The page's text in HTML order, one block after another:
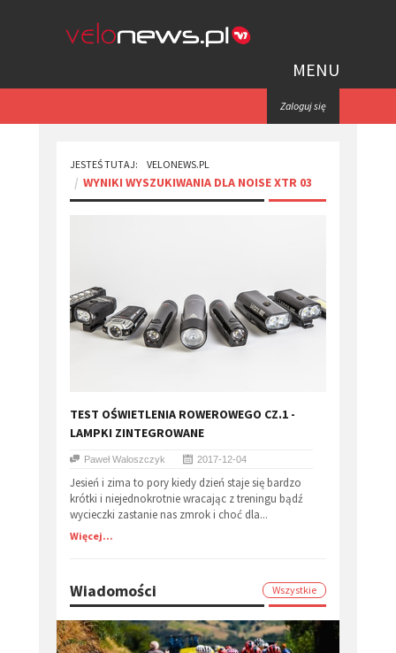
MENU
Zaloguj się
JESTEŚ TUTAJ: VELONEWS.PL
WYNIKI WYSZUKIWANIA DLA NOISE XTR 03
​TEST OŚWIETLENIA ROWEROWEGO CZ.1 -
LAMPKI ZINTEGROWANE
Paweł Waloszczyk 2017-12-04
Jesień i zima to pory kiedy dzień staje się bardzo
krótki i niejednokrotnie wracając z treningu bądź
wycieczki zastanie nas zmrok i choć dla...
Więcej...
Wiadomości Wszystkie